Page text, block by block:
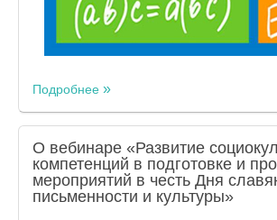
Подробнее
О вебинаре «Развитие
компетенций в подготовке и
мероприятий в честь Дня
письменности и культуры»